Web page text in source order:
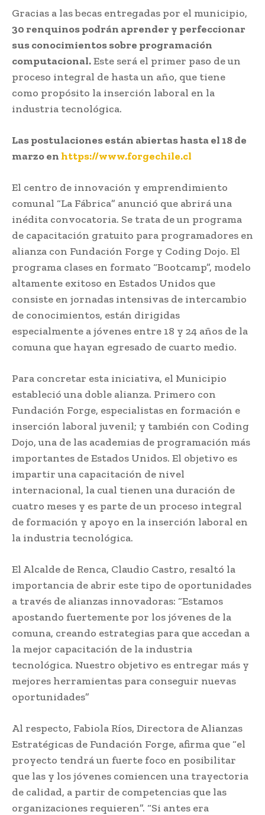
Gracias a las becas entregadas por el municipio,
30 renquinos podrán aprender y perfeccionar
sus conocimientos sobre programación
computacional.Este será el primer paso de un
proceso integral de hasta un año, que tiene
como propósito la inserción laboral en la
industria tecnológica.
Las postulaciones están abiertas hasta el 18 de
marzo en https://www.forgechile.cl
El centro de innovación y emprendimiento
comunal “La Fábrica” anunció que abrirá una
inédita convocatoria. Se trata de un programa
de capacitación gratuito para programadores en
alianza con Fundación Forge y Coding Dojo. El
programa clases en formato “Bootcamp”, modelo
altamente exitoso en Estados Unidos que
consiste en jornadas intensivas de intercambio
de conocimientos, están dirigidas
especialmente a jóvenes entre 18 y 24 años de la
comuna que hayan egresado de cuarto medio.
Para concretar esta iniciativa, el Municipio
estableció una doble alianza. Primero con
Fundación Forge, especialistas en formación e
inserción laboral juvenil; y también con Coding
Dojo, una de las academias de programación más
importantes de Estados Unidos. El objetivo es
impartir una capacitación de nivel
internacional, la cual tienen una duración de
cuatro meses y es parte de un proceso integral
de formación y apoyo en la inserción laboral en
la industria tecnológica.
El Alcalde de Renca, Claudio Castro, resaltó la
importancia de abrir este tipo de oportunidades
a través de alianzas innovadoras: “Estamos
apostando fuertemente por los jóvenes de la
comuna, creando estrategias para que accedan a
la mejor capacitación de la industria
tecnológica. Nuestro objetivo es entregar más y
mejores herramientas para conseguir nuevas
oportunidades”
Al respecto, Fabiola Ríos, Directora de Alianzas
Estratégicas de Fundación Forge, afirma que “el
proyecto tendrá un fuerte foco en posibilitar
que las y los jóvenes comiencen una trayectoria
de calidad, a partir de competencias que las
organizaciones requieren”. “Si antes era